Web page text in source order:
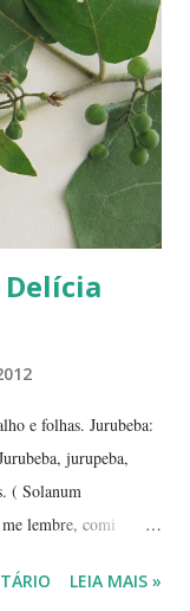
feiras que a
Ah! Como é
me contaram
Delícia
e folhas. Jurubeba:
jurupeba,
( Solanum
lembre, comi
LEIA MAIS »